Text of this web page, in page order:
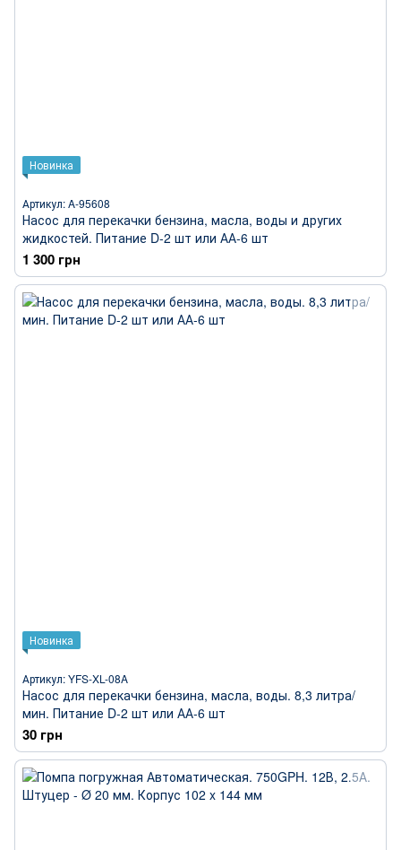
Новинка
Артикул: A-95608
Насос для перекачки бензина, масла, воды и других
жидкостей. Питание D-2 шт или АА-6 шт
1 300 грн
Новинка
Артикул: YFS-XL-08A
Насос для перекачки бензина, масла, воды. 8,3 литра/
мин. Питание D-2 шт или АА-6 шт
30 грн